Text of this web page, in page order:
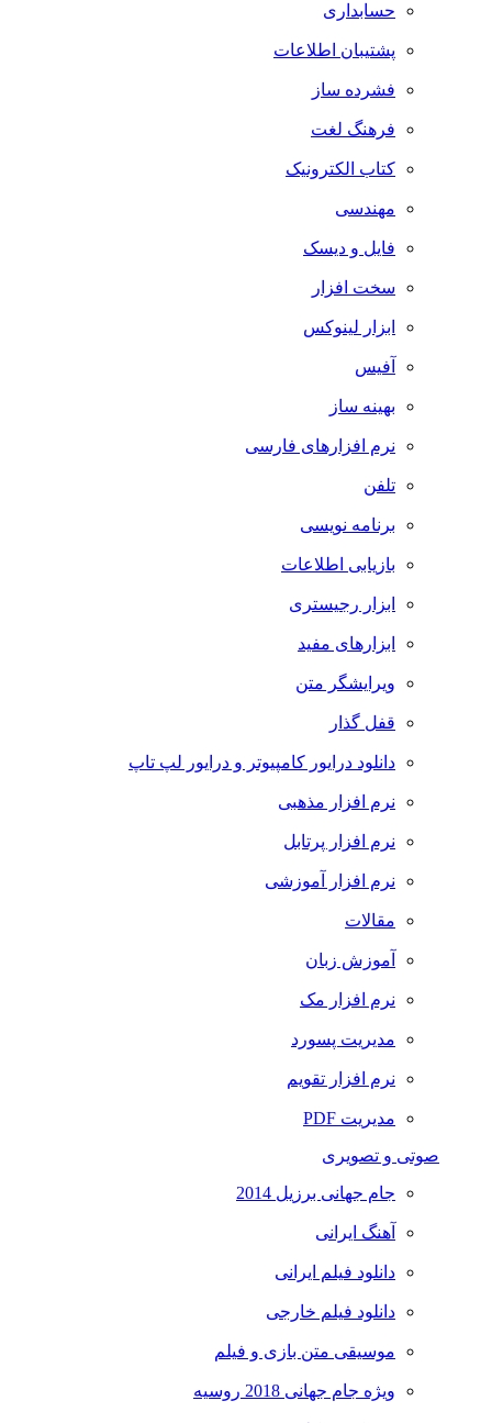
حسابداری
پشتیبان اطلاعات
فشرده ساز
فرهنگ لغت
کتاب الکترونیک
مهندسی
فایل و دیسک
سخت افزار
ابزار لینوکس
آفیس
بهینه ساز
نرم افزارهای فارسی
تلفن
برنامه نویسی
بازیابی اطلاعات
ابزار رجیستری
ابزارهای مفید
ویرایشگر متن
قفل گذار
دانلود درایور کامپیوتر و درایور لپ تاپ
نرم افزار مذهبی
نرم افزار پرتابل
نرم افزار آموزشی
مقالات
آموزش زبان
نرم افزار مک
مدیریت پسورد
نرم افزار تقویم
مدیریت PDF
صوتی و تصویری
جام جهانی برزیل 2014
آهنگ ایرانی
دانلود فیلم ایرانی
دانلود فیلم خارجی
موسیقی متن بازی و فیلم
ویژه جام جهانی 2018 روسیه